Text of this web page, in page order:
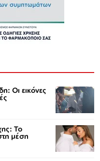
Οι εικόνες
Το
μέση